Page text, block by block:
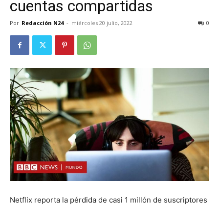
cuentas compartidas
Por Redacción N24 - miércoles 20 julio, 2022 0
Netflix reporta la pérdida de casi 1 millón de suscriptores